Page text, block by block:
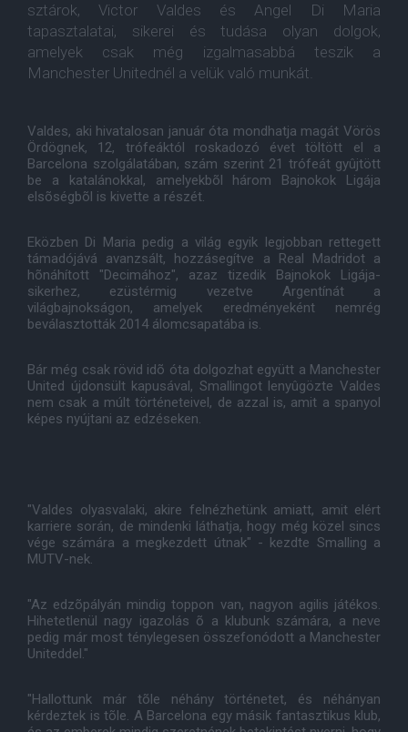
sztárok, Victor Valdes és Angel Di Maria
tapasztalatai, sikerei és tudása olyan dolgok,
amelyek csak még izgalmasabbá teszik a
Manchester Unitednél a velük való munkát.
Valdes, aki hivatalosan január óta mondhatja magát Vörös
Ördögnek, 12, trófeáktól roskadozó évet töltött el a
Barcelona szolgálatában, szám szerint 21 trófeát gyûjtött
be a katalánokkal, amelyekbõl három Bajnokok Ligája
elsõségbõl is kivette a részét.
Eközben Di Maria pedig a világ egyik legjobban rettegett
támadójává avanzsált, hozzásegítve a Real Madridot a
hõnáhított "Decimához", azaz tizedik Bajnokok Ligája-
sikerhez, ezüstérmig vezetve Argentínát a
világbajnokságon, amelyek eredményeként nemrég
beválasztották 2014 álomcsapatába is.
Bár még csak rövid idõ óta dolgozhat együtt a Manchester
United újdonsült kapusával, Smallingot lenyûgözte Valdes
nem csak a múlt történeteivel, de azzal is, amit a spanyol
képes nyújtani az edzéseken.
"Valdes olyasvalaki, akire felnézhetünk amiatt, amit elért
karriere során, de mindenki láthatja, hogy még közel sincs
vége számára a megkezdett útnak" - kezdte Smalling a
MUTV-nek.
"Az edzõpályán mindig toppon van, nagyon agilis játékos.
Hihetetlenül nagy igazolás õ a klubunk számára, a neve
pedig már most ténylegesen összefonódott a Manchester
Uniteddel."
"Hallottunk már tõle néhány történetet, és néhányan
kérdeztek is tõle. A Barcelona egy másik fantasztikus klub,